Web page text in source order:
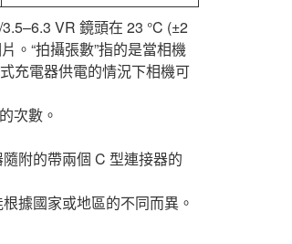
VR 鏡頭在 23 °C (±2
。“拍攝張數”指的是當相機
充電器供電的情況下相機可
次數。
附的帶兩個 C 型連接器的
據國家或地區的不同而異。